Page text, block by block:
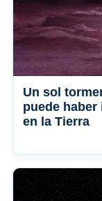
Un sol
puede
en la Tierra